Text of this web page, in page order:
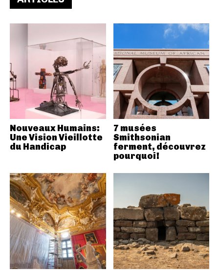
Nouveaux Humains:
Une Vision Vieillotte
du Handicap
7 musées
Smithsonian
ferment, découvrez
pourquoi!